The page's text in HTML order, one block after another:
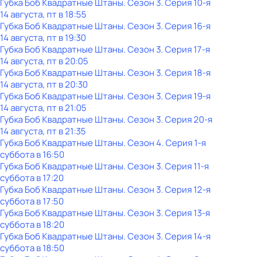
Губка Боб Квадратные Штаны. Сезон 3. Серия 10-я
14 августа, пт в 18:55
Губка Боб Квадратные Штаны. Сезон 3. Серия 16-я
14 августа, пт в 19:30
Губка Боб Квадратные Штаны. Сезон 3. Серия 17-я
14 августа, пт в 20:05
Губка Боб Квадратные Штаны. Сезон 3. Серия 18-я
14 августа, пт в 20:30
Губка Боб Квадратные Штаны. Сезон 3. Серия 19-я
14 августа, пт в 21:05
Губка Боб Квадратные Штаны. Сезон 3. Серия 20-я
14 августа, пт в 21:35
Губка Боб Квадратные Штаны. Сезон 4. Серия 1-я
субботав16:50
Губка Боб Квадратные Штаны. Сезон 3. Серия 11-я
субботав17:20
Губка Боб Квадратные Штаны. Сезон 3. Серия 12-я
субботав17:50
Губка Боб Квадратные Штаны. Сезон 3. Серия 13-я
субботав18:20
Губка Боб Квадратные Штаны. Сезон 3. Серия 14-я
субботав18:50